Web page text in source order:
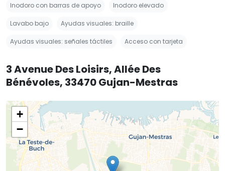
Inodoro con barras de apoyo Inodoro elevado
Lavabo bajo Ayudas visuales: braille
Ayudas visuales: señales táctiles Acceso con tarjeta
3 Avenue Des Loisirs, Allée Des
Bénévoles, 33470 Gujan-Mestras
+
−